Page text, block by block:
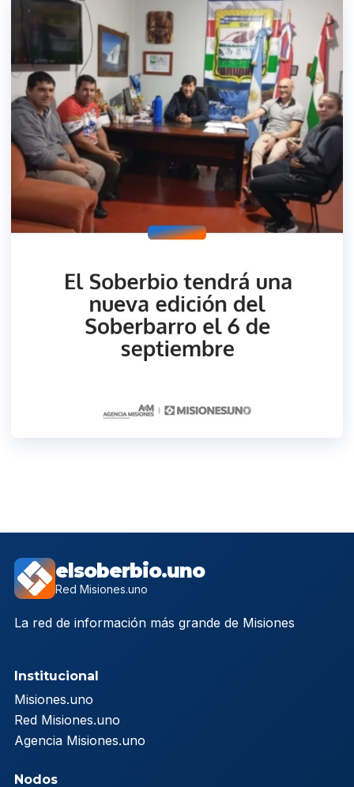
elsoberbio.uno
Red Misiones.uno
La red de información más grande de Misiones
Institucional
Misiones.uno
Red Misiones.uno
Agencia Misiones.uno
Nodos